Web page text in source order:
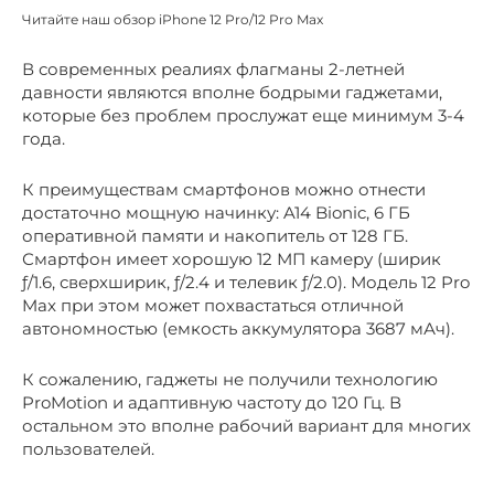
Читайте наш обзор iPhone 12 Pro/12 Pro Max
В современных реалиях флагманы 2-летней
давности являются вполне бодрыми гаджетами,
которые без проблем прослужат еще минимум 3-4
года.
К преимуществам смартфонов можно отнести
достаточно мощную начинку: A14 Bionic, 6 ГБ
оперативной памяти и накопитель от 128 ГБ.
Смартфон имеет хорошую 12 МП камеру (ширик
ƒ/1.6, сверхширик, ƒ/2.4 и телевик ƒ/2.0). Модель 12 Pro
Max при этом может похвастаться отличной
автономностью (емкость аккумулятора 3687 мАч).
К сожалению, гаджеты не получили технологию
ProMotion и адаптивную частоту до 120 Гц. В
остальном это вполне рабочий вариант для многих
пользователей.